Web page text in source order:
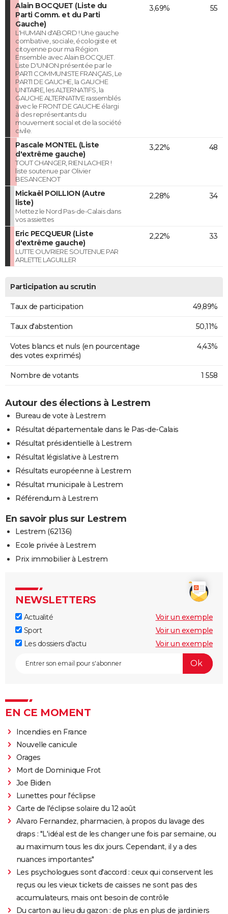
Alain BOCQUET (Liste du
Parti Comm. et du Parti
Gauche)
L'HUMAIN d'ABORD ! Une gauche
combative, sociale, écologiste et
citoyenne pour ma Région.
Ensemble avec Alain BOCQUET.
Liste D'UNION présentée par le
PARTI COMMUNISTE FRANÇAIS, Le
PARTI DE GAUCHE, la GAUCHE
UNITAIRE, les ALTERNATIFS, la
GAUCHE ALTERNATIVE rassemblés
avec le FRONT DE GAUCHE élargi
à des représentants du
mouvement social et de la société
civile.
3,69% 55
Pascale MONTEL (Liste
d'extrême gauche)
TOUT CHANGER, RIEN LACHER !
liste soutenue par Olivier
BESANCENOT
3,22% 48
Mickaël POILLION (Autre
liste)
Mettez le Nord Pas-de-Calais dans
vos assiettes
2,28% 34
Eric PECQUEUR (Liste
d'extrême gauche)
LUTTE OUVRIERE SOUTENUE PAR
ARLETTE LAGUILLER
2,22% 33
Participation au scrutin
Taux de participation 49,89%
Taux d'abstention 50,11%
Votes blancs et nuls (en pourcentage
des votes exprimés)
4,43%
Nombre de votants 1 558
Autour des élections à Lestrem
Bureau de vote à Lestrem
Résultat départementale dans le Pas-de-Calais
Résultat présidentielle à Lestrem
Résultat législative à Lestrem
Résultats européenne à Lestrem
Résultat municipale à Lestrem
Référendum à Lestrem
En savoir plus sur Lestrem
Lestrem (62136)
Ecole privée à Lestrem
Prix immobilier à Lestrem
NEWSLETTERS
Actualité
Voir un exemple
Sport
Voir un exemple
Les dossiers d'actu
Voir un exemple
EN CE MOMENT
Incendies en France
Nouvelle canicule
Orages
Mort de Dominique Frot
Joe Biden
Lunettes pour l'éclipse
Carte de l'éclipse solaire du 12 août
Alvaro Fernandez, pharmacien, à propos du lavage des
draps : "L'idéal est de les changer une fois par semaine, ou
au maximum tous les dix jours. Cependant, il y a des
nuances importantes"
Les psychologues sont d'accord : ceux qui conservent les
reçus ou les vieux tickets de caisses ne sont pas des
accumulateurs, mais ont besoin de contrôle
Du carton au lieu du gazon : de plus en plus de jardiniers